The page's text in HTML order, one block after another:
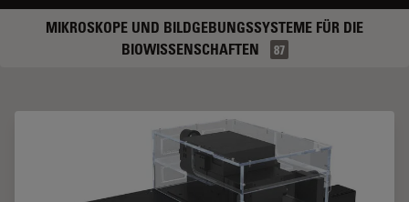
MIKROSKOPE UND BILDGEBUNGSSYSTEME FÜR DIE
BIOWISSENSCHAFTEN
87